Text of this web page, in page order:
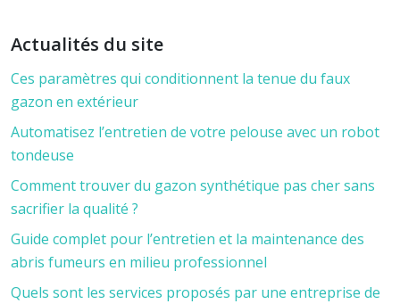
Actualités du site
Ces paramètres qui conditionnent la tenue du faux
gazon en extérieur
Automatisez l’entretien de votre pelouse avec un robot
tondeuse
Comment trouver du gazon synthétique pas cher sans
sacrifier la qualité ?
Guide complet pour l’entretien et la maintenance des
abris fumeurs en milieu professionnel
Quels sont les services proposés par une entreprise de